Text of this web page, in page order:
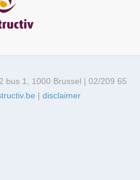
bus 1, 1000 Brussel | 02/209 65
| disclaimer